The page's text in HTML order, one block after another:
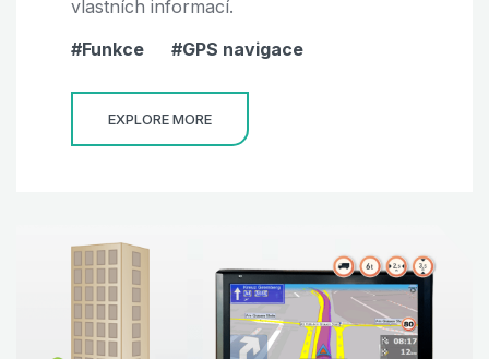
vlastních informací.
Funkce
GPS navigace
EXPLORE MORE